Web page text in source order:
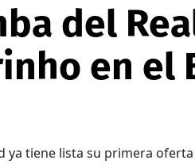
del
en el
ya tiene lista su primera